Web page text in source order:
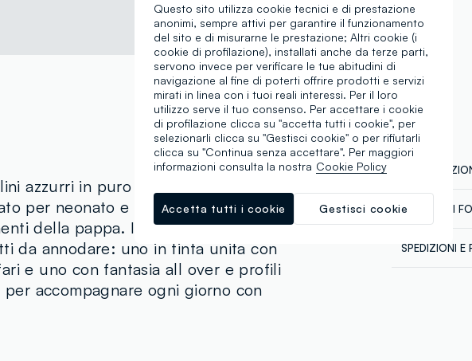
azzurri in puro cotone, della linea
per neonato e unisce praticità e
della pappa. Il set comprende due
da annodare: uno in tinta unita con
e uno con fantasia all over e profili
accompagnare ogni giorno con
CATENA DI
KAROONI
SPEDIZIONI E
Questo sito utilizza cookie tecnici e di prestazione
anonimi, sempre attivi per garantire il funzionamento
del sito e di misurarne le prestazione; Altri cookie (i
cookie di profilazione), installati anche da terze parti,
servono invece per verificare le tue abitudini di
navigazione al fine di poterti offrire prodotti e servizi
mirati in linea con i tuoi reali interessi. Per il loro
utilizzo serve il tuo consenso. Per accettare i cookie
di profilazione clicca su "accetta tutti i cookie", per
selezionarli clicca su "Gestisci cookie" o per rifiutarli
clicca su "Continua senza accettare". Per maggiori
informazioni consulta la nostra Cookie Policy
Gestisci cookie
Accetta tutti i cookie